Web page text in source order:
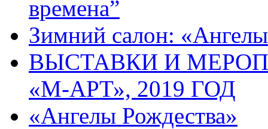
времена”
Зимний салон:
ВЫСТАВКИ И
«М-АРТ», 2019 ГОД
«Ангелы Рождества»